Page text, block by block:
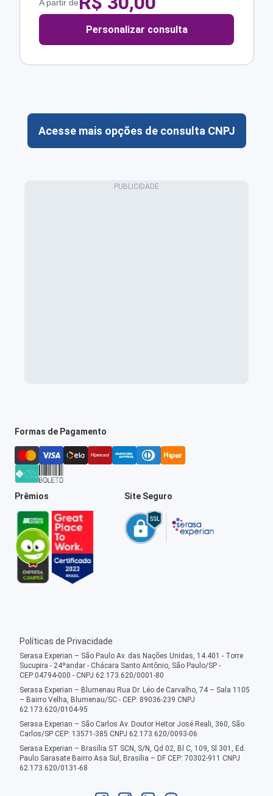
A partir de
Personalizar consulta
Acesse mais opções de consulta CNPJ
Formas de Pagamento
Prêmios Site Seguro
Políticas de Privacidade
Serasa Experian – São Paulo Av. das Nações Unidas, 14.401 - Torre
Sucupira - 24ºandar - Chácara Santo Antônio, São Paulo/SP -
CEP:04794-000 - CNPJ 62.173.620/0001-80
Serasa Experian – Blumenau Rua Dr. Léo de Carvalho, 74 – Sala 1105
– Bairro Velha, Blumenau/SC - CEP: 89036-239 CNPJ
62.173.620/0104-95
Serasa Experian – São Carlos Av. Doutor Heitor José Reali, 360, São
Carlos/SP CEP: 13571-385 CNPJ 62.173.620/0093-06
Serasa Experian – Brasília ST SCN, S/N, Qd 02, Bl C, 109, Sl 301, Ed.
Paulo Sarasate Bairro Asa Sul, Brasília – DF CEP: 70302-911 CNPJ
62.173.620/0131-68